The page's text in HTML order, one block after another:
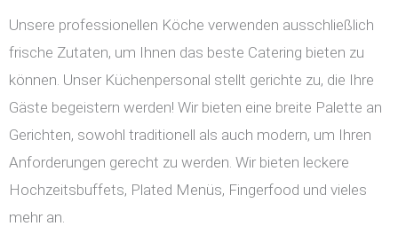
Unsere professionellen Köche verwenden ausschließlich
frische Zutaten, um Ihnen das beste Catering bieten zu
können. Unser Küchenpersonal stellt gerichte zu, die Ihre
Gäste begeistern werden! Wir bieten eine breite Palette an
Gerichten, sowohl traditionell als auch modern, um Ihren
Anforderungen gerecht zu werden. Wir bieten leckere
Hochzeitsbuffets, Plated Menüs, Fingerfood und vieles
mehr an.